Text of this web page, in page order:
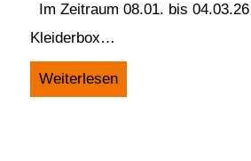
Im Zeitraum 08.01. bis
Kleiderbox…
Weiterlesen